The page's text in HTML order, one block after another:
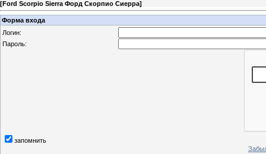
[Ford Scorpio Sierra Форд Скорпио Сиерра]
Форма входа
Логин:
Пароль:
запомнить